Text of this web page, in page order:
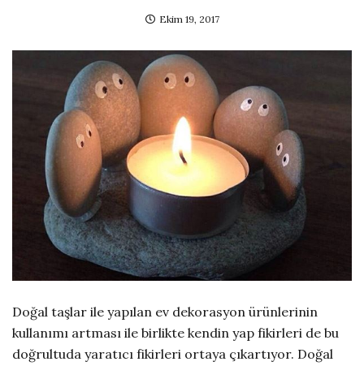
Ekim 19, 2017
Doğal taşlar ile yapılan ev dekorasyon ürünlerinin
kullanımı artması ile birlikte kendin yap fikirleri de bu
doğrultuda yaratıcı fikirleri ortaya çıkartıyor. Doğal